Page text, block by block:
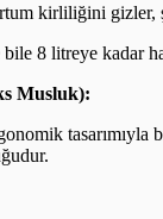
kirliliğini gizler,
bile 8 litreye kadar
Musluk):
tasarımıyla